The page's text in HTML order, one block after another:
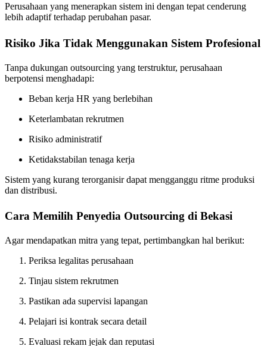
Perusahaan yang menerapkan sistem ini dengan tepat cenderung
lebih adaptif terhadap perubahan pasar.
Risiko Jika Tidak Menggunakan Sistem Profesional
Tanpa dukungan outsourcing yang terstruktur, perusahaan
berpotensi menghadapi:
Beban kerja HR yang berlebihan
Keterlambatan rekrutmen
Risiko administratif
Ketidakstabilan tenaga kerja
Sistem yang kurang terorganisir dapat mengganggu ritme produksi
dan distribusi.
Cara Memilih Penyedia Outsourcing di Bekasi
Agar mendapatkan mitra yang tepat, pertimbangkan hal berikut:
Periksa legalitas perusahaan
Tinjau sistem rekrutmen
Pastikan ada supervisi lapangan
Pelajari isi kontrak secara detail
Evaluasi rekam jejak dan reputasi